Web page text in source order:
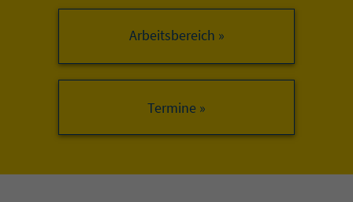
Arbeitsbereich »